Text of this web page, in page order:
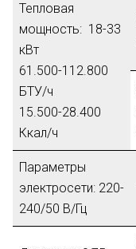
Тепловая
мощность: 18-33
кВт
61.500-112.800
БТУ/ч
15.500-28.400
Ккал/ч
Параметры
электросети: 220-
240/50 В/Гц